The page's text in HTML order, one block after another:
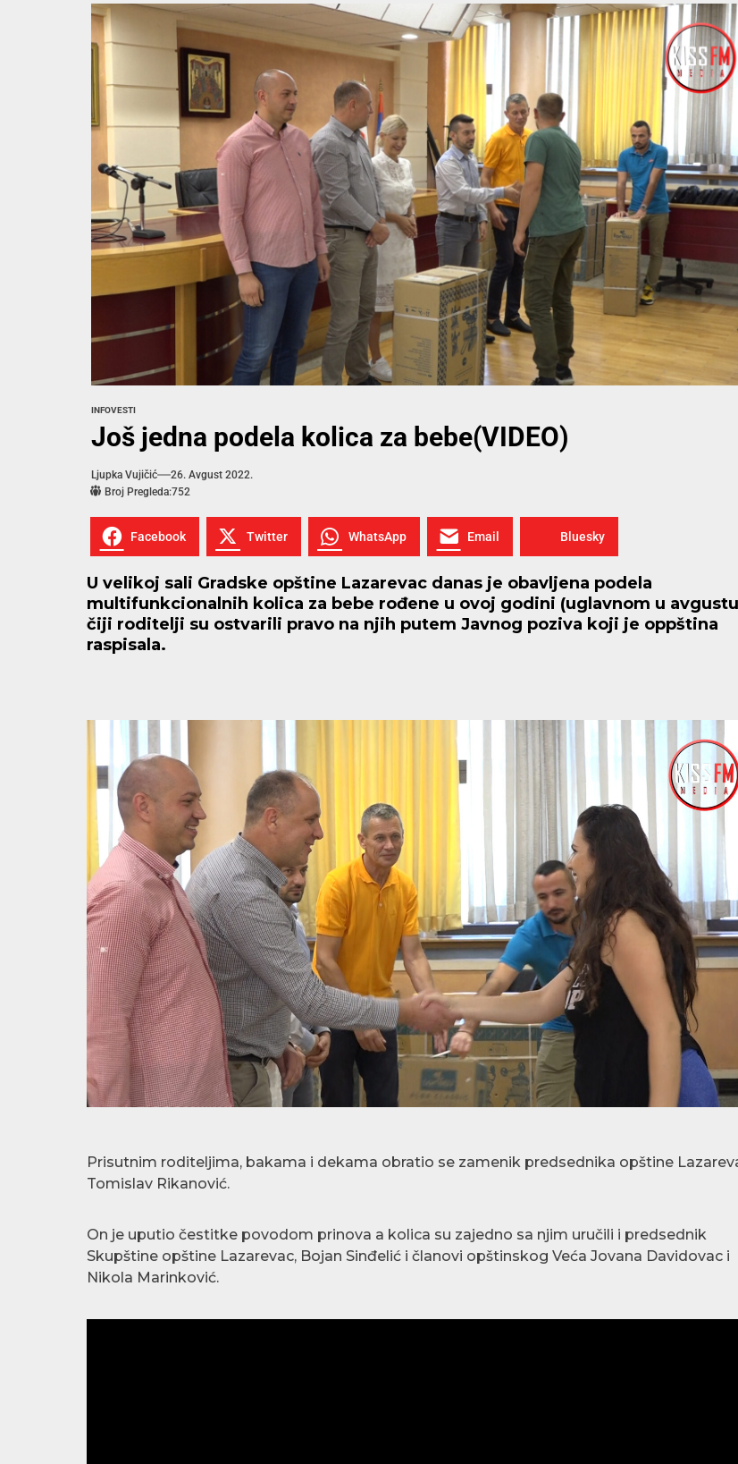
Ministarka rudarstva i energetike i generalni direktor EPS čestitali Dan
Zajedno sprečimo šumske požare
Stari zanati / Sučeljavanje dva sveta: Tradicija vs. Tehnologija
Sistem tračnih transportera na površinskom kopu „Tamnava-Zapadno
INFOVESTI
Još jedna podela kolica za bebe(VIDEO)
Ljupka Vujičić
26. Avgust 2022.
Broj Pregleda:752
Facebook Twitter WhatsApp Email Bluesky
U velikoj sali Gradske opštine Lazarevac danas je obavljena podela
multifunkcionalnih kolica za bebe rođene u ovoj godini (uglavnom u
čiji roditelji su ostvarili pravo na njih putem Javnog poziva koji je oppština
raspisala.
Prisutnim roditeljima, bakama i dekama obratio se zamenik predsednika opštine
Tomislav Rikanović.
On je uputio čestitke povodom prinova a kolica su zajedno sa njim uručili i predsednik
Skupštine opštine Lazarevac, Bojan Sinđelić i članovi opštinskog Veća Jovana Davidovac i
Nikola Marinković.